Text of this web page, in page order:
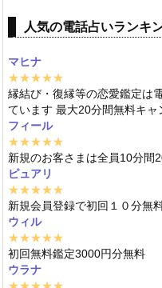
人気の電話占いランキ
マヒナ
★★★★★
縁結び・復縁等の恋愛鑑定は
ています 最大20分間無料キャ
フィール
★★★★★
新規のお客さまは全員10分間
ピュアリ
★★★★★
新規会員登録で初回１０分無
ウィル
★★★★★
初回無料鑑定3000円分無料
ウラナ